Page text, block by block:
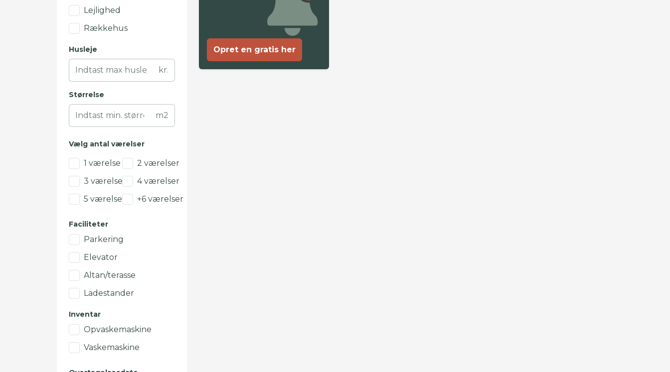
Lejlighed
Rækkehus
Husleje
kr.
Størrelse
m2
Vælg antal værelser
1 værelse
2 værelser
3 værelser
4 værelser
5 værelser
+6 værelser
Faciliteter
Parkering
Elevator
Altan/terasse
Ladestander
Inventar
Opvaskemaskine
Vaskemaskine
Opret en gratis her